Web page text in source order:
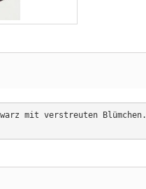
mit verstreuten Blümchen.